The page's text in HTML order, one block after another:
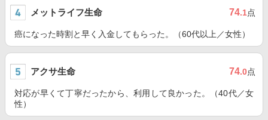
メットライフ生命 74.1点
癌になった時割と早く入金してもらった。（60代以上／女性）
アクサ生命 74.0点
対応が早くて丁寧だったから、利用して良かった。（40代／女
性）